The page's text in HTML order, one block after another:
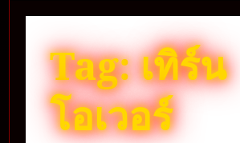
Tag:เทิร์น
โอเวอร์